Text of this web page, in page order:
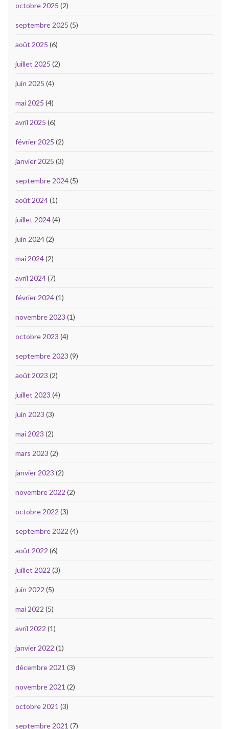
octobre 2025 (2)
septembre 2025 (5)
août 2025 (6)
juillet 2025 (2)
juin 2025 (4)
mai 2025 (4)
avril 2025 (6)
février 2025 (2)
janvier 2025 (3)
septembre 2024(5)
août 2024(1)
juillet 2024(4)
juin 2024(2)
mai 2024(2)
avril 2024(7)
février 2024(1)
novembre 2023 (1)
octobre 2023 (4)
septembre 2023 (9)
août 2023 (2)
juillet 2023 (4)
juin 2023 (3)
mai 2023 (2)
mars 2023 (2)
janvier 2023 (2)
novembre 2022 (2)
octobre 2022 (3)
septembre 2022 (4)
août 2022 (6)
juillet 2022 (3)
juin 2022 (5)
mai 2022 (5)
avril 2022 (1)
janvier 2022 (1)
décembre 2021 (3)
novembre 2021 (2)
octobre 2021 (3)
septembre 2021 (7)